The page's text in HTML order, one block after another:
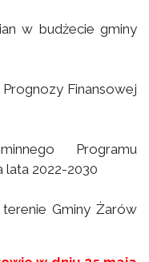
w budżecie gminy
Finansowej
Programu
lata 2022-2030
Gminy Żarów